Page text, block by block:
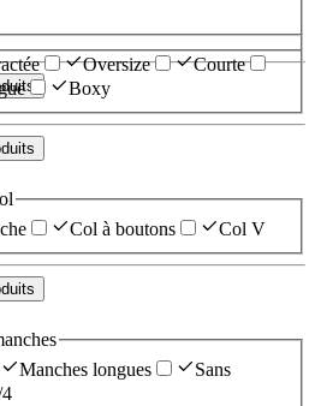
Oversize
Courte
Boxy
Col à boutons Col V
Manches longues
Sans